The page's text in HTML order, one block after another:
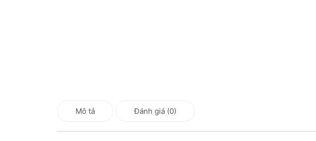
Mô tả Đánh giá (0)